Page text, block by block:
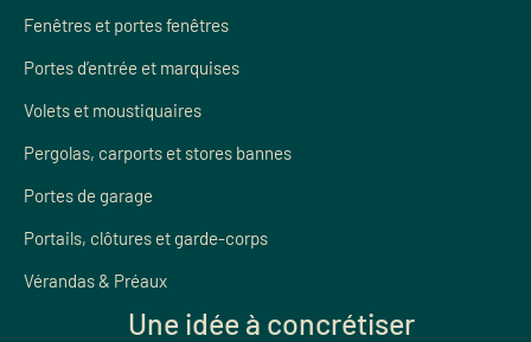
Fenêtres et portes fenêtres
Portes d’entrée et marquises
Volets et moustiquaires
Pergolas, carports et stores bannes
Portes de garage
Portails, clôtures et garde-corps
Vérandas & Préaux
Une idée à concrétiser